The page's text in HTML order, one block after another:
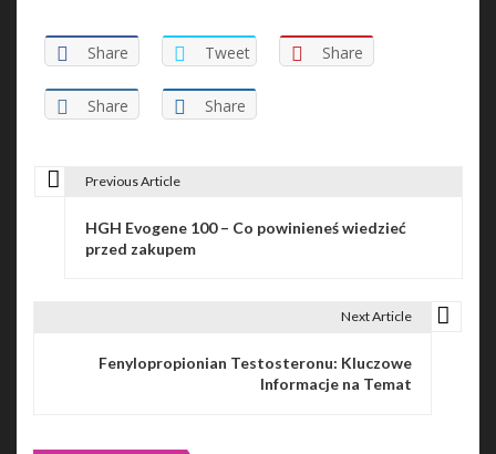
Share Tweet Share
Share Share
Previous Article
HGH Evogene 100 – Co powinieneś wiedzieć
przed zakupem
Next Article
Fenylopropionian Testosteronu: Kluczowe
Informacje na Temat